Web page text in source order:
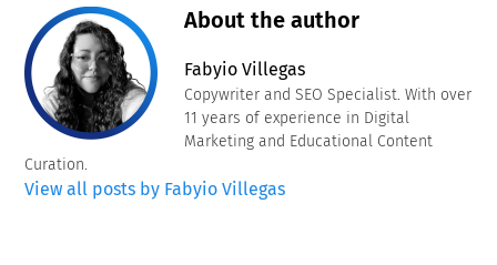
About the author
Fabyio Villegas
Copywriter and SEO Specialist. With over
11 years of experience in Digital
Marketing and Educational Content
Curation.
View all posts by Fabyio Villegas